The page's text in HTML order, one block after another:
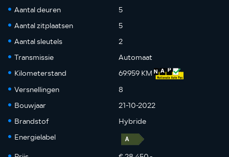
Aantal deuren
5
Aantal zitplaatsen
5
Aantal sleutels
2
Transmissie
Automaat
Kilometerstand
69.959 KM
Versnellingen
8
Bouwjaar
21-10-2022
Brandstof
Hybride
Energielabel